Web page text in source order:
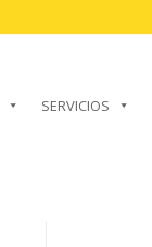
SERVICIOS